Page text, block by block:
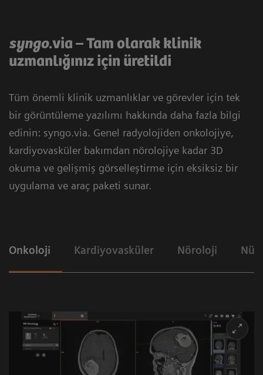
syngo.via – Tam olarak klinik
uzmanlığınız için üretildi
Tüm önemli klinik uzmanlıklar ve görevler için tek
bir görüntüleme yazılımı hakkında daha fazla bilgi
edinin: syngo.via. Genel radyolojiden onkolojiye,
kardiyovasküler bakımdan nörolojiye kadar 3D
okuma ve gelişmiş görselleştirme için eksiksiz bir
uygulama ve araç paketi sunar.
Onkoloji Kardiyovasküler Nöroloji